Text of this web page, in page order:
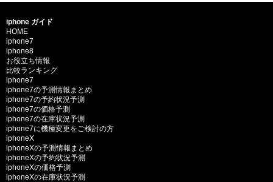
iphone ガイド
HOME
iphone7
iphone8
お役立ち情報
比較ランキング
iphone7
iphone7の予測情報まとめ
iphone7の予約状況予測
iphone7の価格予測
iphone7の在庫状況予測
iphone7に機種変更をご検討の方
iphoneX
iphoneXの予測情報まとめ
iphoneXの予約状況予測
iphoneXの価格予測
iphoneXの在庫状況予測